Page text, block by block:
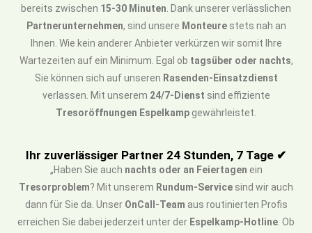
bereits zwischen 15-30 Minuten . Dank unserer verlässlichen
Partnerunternehmen, sind unsere Monteurestets nah an
Ihnen. Wie kein anderer Anbieter verkürzen wir somit Ihre
Wartezeiten auf ein Minimum. Egal ob tagsüber oder nachts,
Sie können sich auf unseren Rasenden-Einsatzdienst
verlassen. Mit unserem 24/7-Dienst sind effiziente
Tresoröffnungen Espelkamp gewährleistet.
Ihr zuverlässiger Partner 24 Stunden, 7 Tage ✔
„Haben Sie auch nachts oder an Feiertagen ein
Tresorproblem? Mit unserem Rundum-Service sind wir auch
dann für Sie da. Unser OnCall-Team aus routinierten Profis
erreichen Sie dabei jederzeit unter der Espelkamp-Hotline . Ob